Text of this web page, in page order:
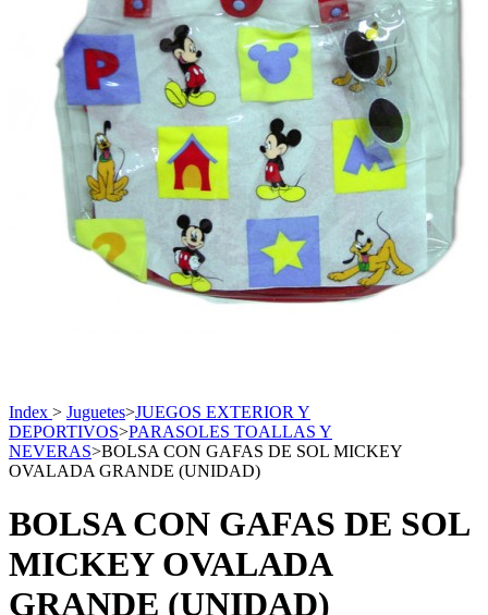
Index > Juguetes>JUEGOS EXTERIOR Y
DEPORTIVOS>PARASOLES TOALLAS Y
NEVERAS>BOLSA CON GAFAS DE SOL MICKEY
OVALADA GRANDE (UNIDAD)
BOLSA CON GAFAS DE SOL
MICKEY OVALADA
GRANDE (UNIDAD)